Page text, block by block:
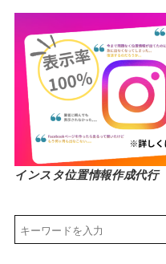
インスタ位置情報作成代行